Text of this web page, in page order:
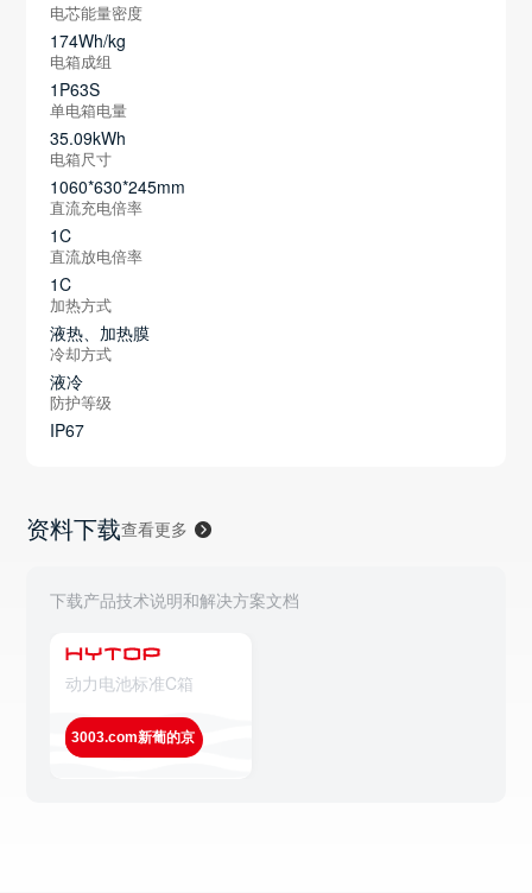
电芯能量密度
174Wh/kg
电箱成组
1P63S
单电箱电量
35.09kWh
电箱尺寸
1060*630*245mm
直流充电倍率
1C
直流放电倍率
1C
加热方式
液热、加热膜
冷却方式
液冷
防护等级
IP67
资料下载查看更多
下载产品技术说明和解决方案文档
动力电池标准C箱
查看全部解决方案
3003.com新葡的京